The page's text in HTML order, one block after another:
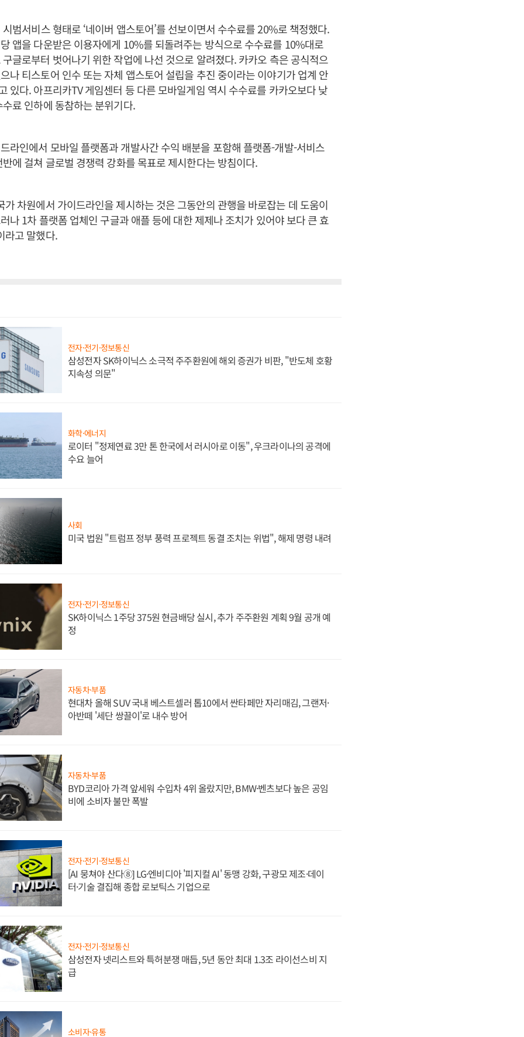
범서비스 형태로 ‘네이버 앱스토어’를 선보이면서 수수료를 20%로 책정했다.
앱을 다운받은 이용자에게 10%를 되돌려주는 방식으로 수수료를 10%대로
글로부터 벗어나기 위한 작업에 나선 것으로 알려졌다. 카카오 측은 공식적으
나 티스토어 인수 또는 자체 앱스토어 설립을 추진 중이라는 이야기가 업계 안
있다. 아프리카TV 게임센터 등 다른 모바일게임 역시 수수료를 카카오보다 낮
료 인하에 동참하는 분위기다.
라인에서 모바일 플랫폼과 개발사간 수익 배분을 포함해 플랫폼-개발-서비스
에 걸쳐 글로벌 경쟁력 강화를 목표로 제시한다는 방침이다.
가 차원에서 가이드라인을 제시하는 것은 그동안의 관행을 바로잡는 데 도움이
나 1차 플랫폼 업체인 구글과 애플 등에 대한 제제나 조치가 있어야 보다 큰 효
라고 말했다.
전자·전기·정보통신
삼성전자 SK하이닉스 소극적 주주환원에 해외 증권가 비판, "반도체 호황
지속성 의문"
화학·에너지
로이터 "정제연료 3만 톤 한국에서 러시아로 이동", 우크라이나의 공격에
수요 늘어
사회
미국 법원 "트럼프 정부 풍력 프로젝트 동결 조치는 위법", 해제 명령 내려
전자·전기·정보통신
SK하이닉스 1주당 375원 현금배당 실시, 추가 주주환원 계획 9월 공개 예
정
자동차·부품
현대차 올해 SUV 국내 베스트셀러 톱10에서 싼타페만 자리매김, 그랜저·
아반떼 '세단 쌍끌이'로 내수 방어
자동차·부품
BYD코리아 가격 앞세워 수입차 4위 올랐지만, BMW·벤츠보다 높은 공임
비에 소비자 불만 폭발
전자·전기·정보통신
[AI 뭉쳐야 산다⑧] LG·엔비디아 '피지컬 AI' 동맹 강화, 구광모 제조·데이
터·기술 결집해 종합 로보틱스 기업으로
전자·전기·정보통신
삼성전자 넷리스트와 특허분쟁 매듭, 5년 동안 최대 1.3조 라이선스비 지
급
소비자·유통